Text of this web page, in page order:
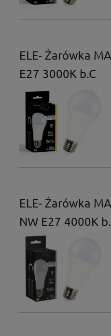
ELE- Żarówka
E27 3000K b.C
ELE- Żarówka
NW E27 4000K